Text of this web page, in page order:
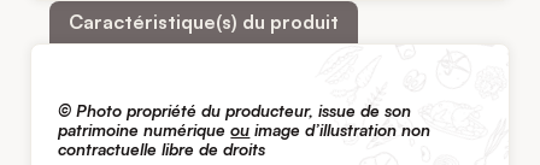
Caractéristique(s) du produit
© Photo propriété du producteur, issue de son
patrimoine numériqueou image d’illustration non
contractuelle libre de droits